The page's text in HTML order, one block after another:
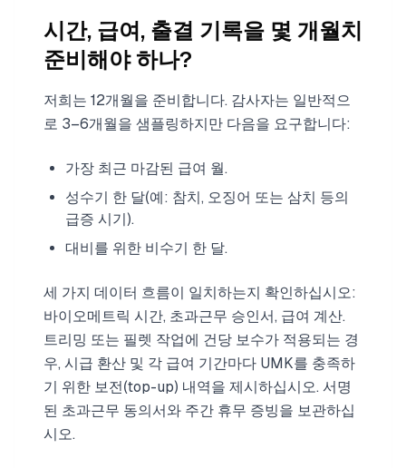
시간, 급여, 출결 기록을 몇 개월치
준비해야 하나?
저희는 12개월을 준비합니다. 감사자는 일반적으
로 3–6개월을 샘플링하지만 다음을 요구합니다:
가장 최근 마감된 급여 월.
성수기 한 달(예: 참치, 오징어 또는 삼치 등의
급증 시기).
대비를 위한 비수기 한 달.
세 가지 데이터 흐름이 일치하는지 확인하십시오:
바이오메트릭 시간, 초과근무 승인서, 급여 계산.
트리밍 또는 필렛 작업에 건당 보수가 적용되는 경
우, 시급 환산 및 각 급여 기간마다 UMK를 충족하
기 위한 보전(top-up) 내역을 제시하십시오. 서명
된 초과근무 동의서와 주간 휴무 증빙을 보관하십
시오.